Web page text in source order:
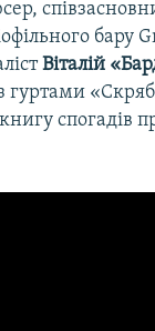
бару
Віталій
гуртами
спогадів